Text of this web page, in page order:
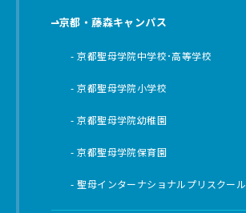
京都・藤森キャンパス
京都聖母学院中学校･高等学校
京都聖母学院小学校
京都聖母学院幼稚園
京都聖母学院保育園
聖母インターナショナルプリスクール